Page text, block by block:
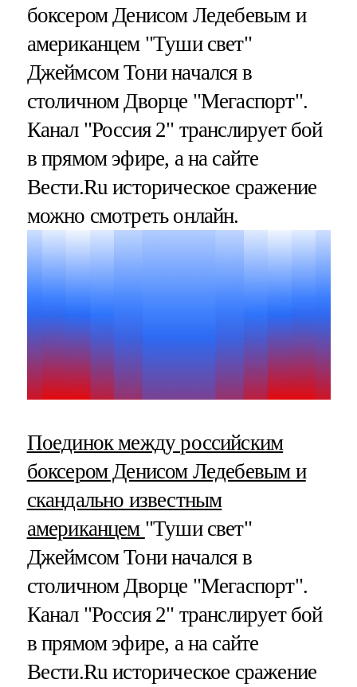
боксером Денисом Ледебевым и
американцем "Туши свет"
Джеймсом Тони начался в
столичном Дворце "Мегаспорт".
Канал "Россия 2" транслирует бой
в прямом эфире, а на сайте
Вести.Ru историческое сражение
можно смотреть онлайн.
Поединок между российским
боксером Денисом Ледебевым и
скандально известным
американцем "Туши свет"
Джеймсом Тони начался в
столичном Дворце "Мегаспорт".
Канал "Россия 2" транслирует бой
в прямом эфире, а на сайте
Вести.Ru историческое сражение